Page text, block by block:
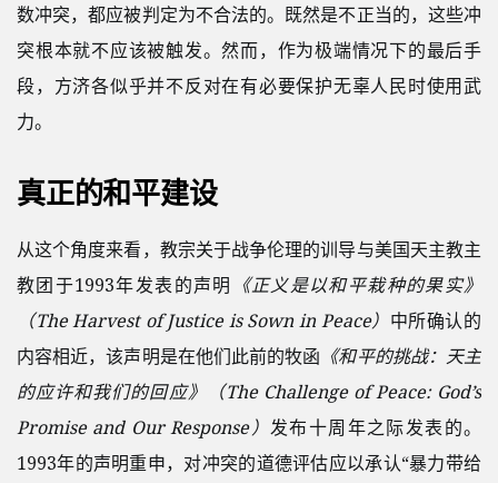
数冲突，都应被判定为不合法的。既然是不正当的，这些冲
突根本就不应该被触发。然而，作为极端情况下的最后手
段，方济各似乎并不反对在有必要保护无辜人民时使用武
力。
真正的和平建设
从这个角度来看，教宗关于战争伦理的训导与美国天主教主
教团于1993年发表的声明 《正义是以和平栽种的果实》
（The Harvest of Justice is Sown in Peace） 中所确认的
内容相近，该声明是在他们此前的牧函 《和平的挑战：天主
的应许和我们的回应》（The Challenge of Peace: God’s
Promise and Our Response） 发布十周年之际发表的。
1993年的声明重申，对冲突的道德评估应以承认“暴力带给